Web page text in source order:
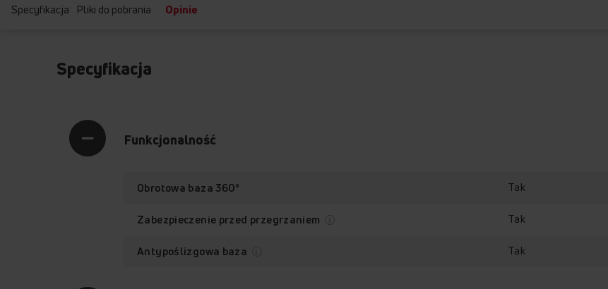
Specyfikacja Pliki do pobrania Opinie
Specyfikacja
Funkcjonalność
Obrotowa baza 360° Tak
Zabezpieczenie przed przegrzaniem Tak
Antypoślizgowa baza Tak